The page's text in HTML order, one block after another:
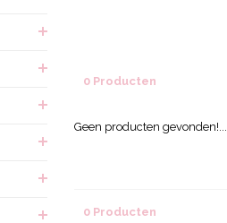
0 Producten
Geen producten gevonden!...
0 Producten